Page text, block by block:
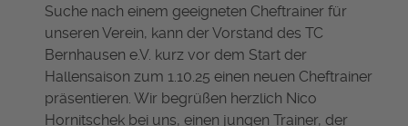
Suche nach einem geeigneten Cheftrainer für
unseren Verein, kann der Vorstand des TC
Bernhausen e.V. kurz vor dem Start der
Hallensaison zum 1.10.25 einen neuen Cheftrainer
präsentieren. Wir begrüßen herzlich Nico
Hornitschek bei uns, einen jungen Trainer, der